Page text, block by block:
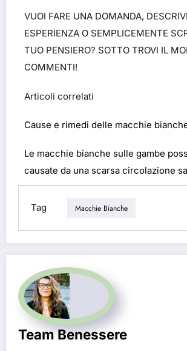
VUOI FARE UNA DOMANDA,
ESPERIENZA O SEMPLICEMENTE
TUO PENSIERO? SOTTO TROVI IL
COMMENTI!
Articoli correlati
Cause e rimedi delle macchie
Le macchie bianche sulle gambe
causate da una scarsa circolazione
Tag Macchie Bianche
Team Benessere